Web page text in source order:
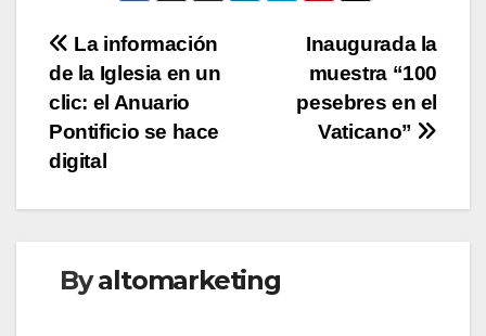
Navegación
de
entradas
Inaugurada la
muestra “100
pesebres en el
Vaticano”
La información
de la Iglesia en un
clic: el Anuario
Pontificio se hace
digital
Byaltomarketing